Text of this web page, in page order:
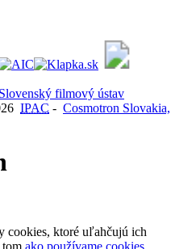
Slovenský filmový ústav
IPAC - Cosmotron Slovakia,
cookies, ktoré uľahčujú ich
tom ako používame cookies